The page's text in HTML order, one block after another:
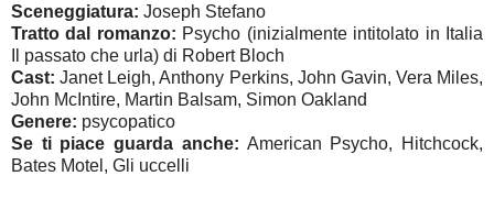
Sceneggiatura: Joseph Stefano
Tratto dal romanzo: Psycho (inizialmente intitolato in Italia
Il passato che urla) di Robert Bloch
Cast: Janet Leigh, Anthony Perkins, John Gavin, Vera Miles,
John McIntire, Martin Balsam, Simon Oakland
Genere: psycopatico
Se ti piace guarda anche: American Psycho, Hitchcock,
Bates Motel, Gli uccelli